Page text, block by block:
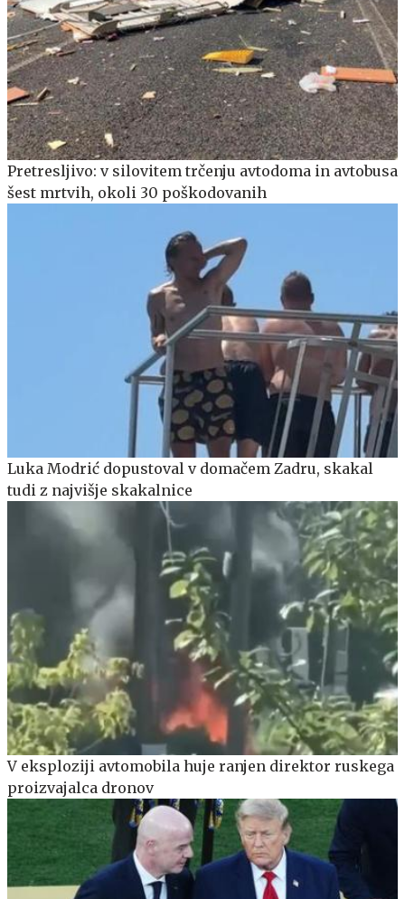
Pretresljivo: v silovitem trčenju avtodoma in avtobusa
šest mrtvih, okoli 30 poškodovanih
Luka Modrić dopustoval v domačem Zadru, skakal
tudi z najvišje skakalnice
V eksploziji avtomobila huje ranjen direktor ruskega
proizvajalca dronov